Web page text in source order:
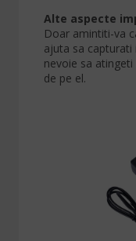
Alte aspecte
Doar amintiti-va
ajuta sa capturati
nevoie sa
de pe el.